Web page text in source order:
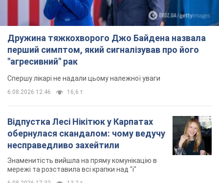
Відпустка Лесі Нікітюк у Карпатах
обернулася скандалом: чому ведучу
несправедливо захейтили
Знаменитість вийшла на пряму комунікацію в
"Динамо" з перемоги стартувало у
кваліфікації Ліги конференцій. Відео
Матч відбувся в Любліні
8 годин тому 2,3 т.